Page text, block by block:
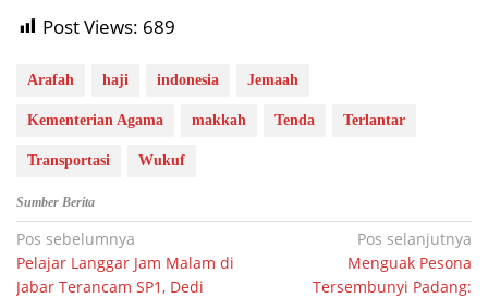
Post Views: 689
Arafah haji indonesia Jemaah
Kementerian Agama makkah Tenda Terlantar
Transportasi Wukuf
Sumber Berita
Navigasi
pos
Pos sebelumnya
Pelajar Langgar Jam Malam di
Jabar Terancam SP1, Dedi
Pos selanjutnya
Menguak Pesona
Tersembunyi Padang: